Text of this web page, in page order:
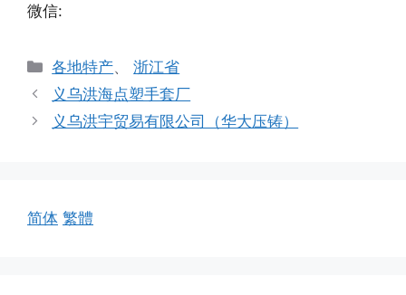
微信:
分
类
各地特产、浙江省
义乌洪海点塑手套厂
义乌洪宇贸易有限公司（华大压铸）
简体 繁體